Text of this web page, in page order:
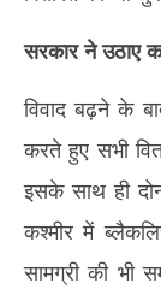
सरकार ने उठाए
विवाद बढ़ने के
करते हुए सभी
इसके साथ ही
कश्मीर में
सामग्री की भी